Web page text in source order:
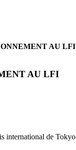
AU LFI
AU LFI
international de Tokyo